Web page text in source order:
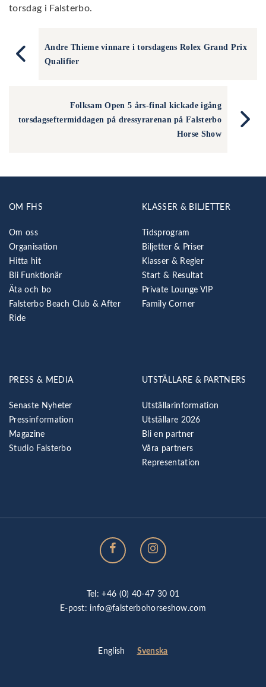
torsdag i Falsterbo.
Andre Thieme vinnare i torsdagens Rolex Grand Prix
Qualifier
Folksam Open 5 års-final kickade igång
torsdagseftermiddagen på dressyrarenan på Falsterbo
Horse Show
OM FHS
Om oss
Organisation
Hitta hit
Bli Funktionär
Äta och bo
Falsterbo Beach Club & After
Ride
KLASSER & BILJETTER
Tidsprogram
Biljetter & Priser
Klasser & Regler
Start & Resultat
Private Lounge VIP
Family Corner
PRESS & MEDIA
Senaste Nyheter
Pressinformation
Magazine
Studio Falsterbo
UTSTÄLLARE & PARTNERS
Utställarinformation
Utställare 2026
Bli en partner
Våra partners
Representation
Tel: +46 (0) 40-47 30 01
E-post: info@falsterbohorseshow.com
English Svenska